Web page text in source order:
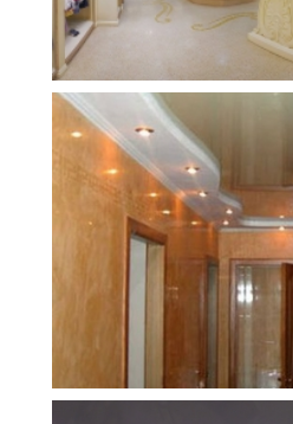
Площадь м2
Площадь